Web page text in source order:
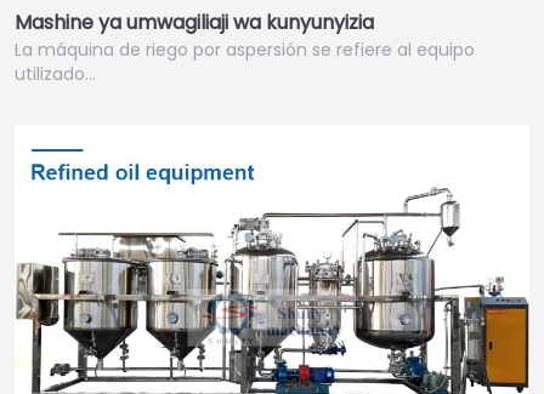
Mashine ya umwagiliaji wa kunyunyizia
La máquina de riego por aspersión se refiere al equipo
utilizado…